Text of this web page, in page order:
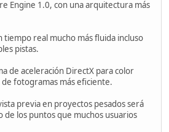
Engine 1.0, con una arquitectura más
real mucho más fluida incluso
pistas.
de aceleración DirectX para color
fotogramas más eficiente.
previa en proyectos pesados será
de los puntos que muchos usuarios